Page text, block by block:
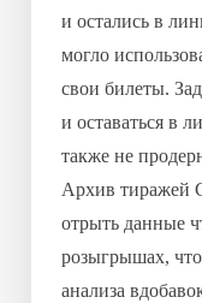
и остались в
могло
свои билеты.
и оставаться в
также не
Архив тиражей
отрыть данные
розыгрышах,
анализа